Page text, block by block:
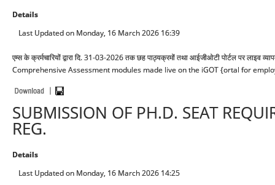
Details
Last Updated on Monday, 16 March 2026 16:39
एम्स के क्रर्मचारियों द्वारा दि. 31-03-2026 तक छह पाठ्यक्रमों तथा आईजीओटी पोर्टल पर
Comprehensive Assessment modules made live on the iGOT {ortal for
SUBMISSION OF PH.D. SEAT
REG.
Details
Last Updated on Monday, 16 March 2026 14:25